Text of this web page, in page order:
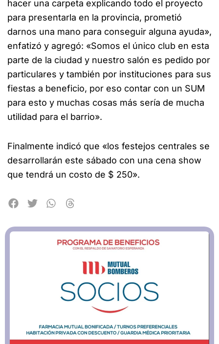
hacer una carpeta explicando todo el proyecto
para presentarla en la provincia, prometió
darnos una mano para conseguir alguna ayuda»,
enfatizó y agregó: «Somos el único club en esta
parte de la ciudad y nuestro salón es pedido por
particulares y también por instituciones para sus
fiestas a beneficio, por eso contar con un SUM
para esto y muchas cosas más sería de mucha
utilidad para el barrio».
Finalmente indicó que «los festejos centrales se
desarrollarán este sábado con una cena show
que tendrá un costo de $ 250».